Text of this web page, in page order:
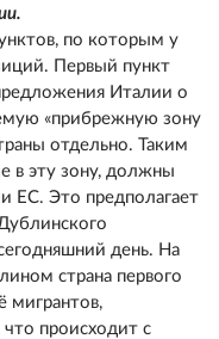
по которым у
Первый пункт
Италии о
«прибрежную зону
отдельно. Таким
в эту зону, должны
ЕС. Это предполагает
день. На
страна первого
мигрантов,
происходит с